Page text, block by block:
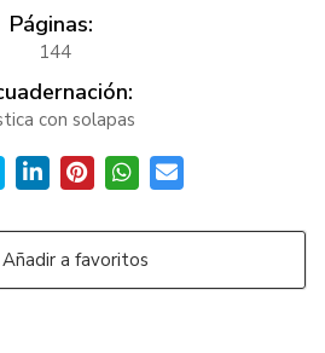
Páginas:
144
con solapas
a favoritos